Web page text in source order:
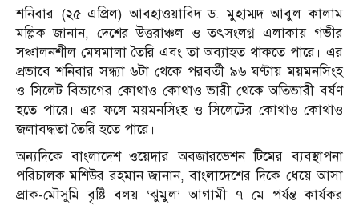
শনিবার (২৫ এপ্রিল) আবহাওয়াবিদ ড. মুহাম্মদ আবুল কালাম
মল্লিক জানান, দেশের উত্তরাঞ্চল ও তৎসংলগ্ন এলাকায় গভীর
সঞ্চালনশীল মেঘমালা তৈরি এবং তা অব্যাহত থাকতে পারে। এর
প্রভাবে শনিবার সন্ধ্যা ৬টা থেকে পরবর্তী ৯৬ ঘণ্টায় ময়মনসিংহ
ও সিলেট বিভাগের কোথাও কোথাও ভারী থেকে অতিভারী বর্ষণ
হতে পারে। এর ফলে ময়মনসিংহ ও সিলেটের কোথাও কোথাও
জলাবদ্ধতা তৈরি হতে পারে।
অন্যদিকে বাংলাদেশ ওয়েদার অবজারভেশন টিমের ব্যবস্থাপনা
পরিচালক মশিউর রহমান জানান, বাংলাদেশের দিকে ধেয়ে আসা
প্রাক-মৌসুমি বৃষ্টি বলয় ‘ঝুমুল’ আগামী ৭ মে পর্যন্ত কার্যকর